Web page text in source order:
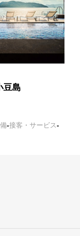
豆島
-接客・サービス-